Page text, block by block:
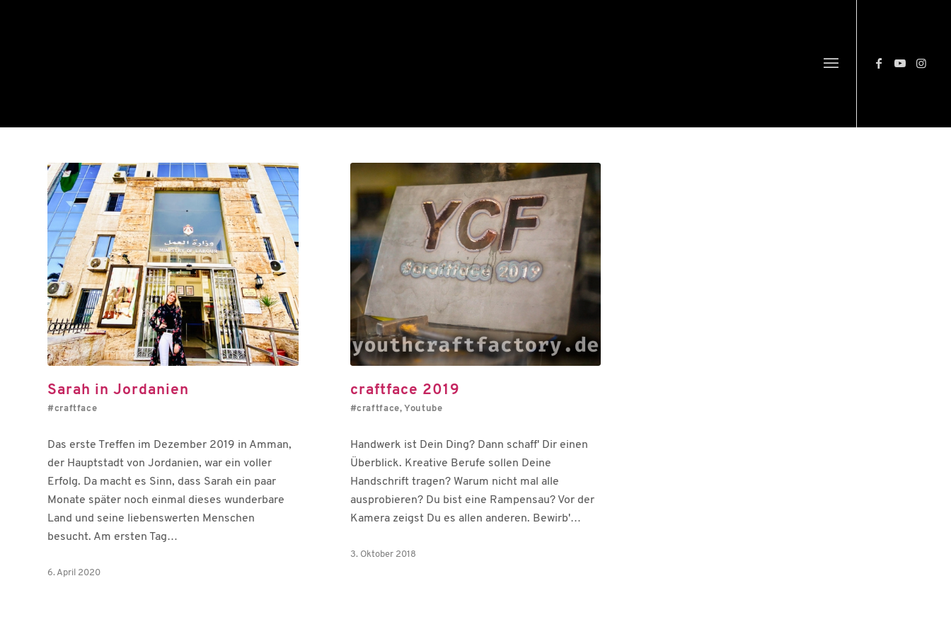
Sarah in Jordanien
#craftface
Das erste Treffen im Dezember 2019 in Amman,
der Hauptstadt von Jordanien, war ein voller
Erfolg. Da macht es Sinn, dass Sarah ein paar
Monate später noch einmal dieses wunderbare
Land und seine liebenswerten Menschen
besucht. Am ersten Tag…
6. April 2020
craftface 2019
#craftface,Youtube
Handwerk ist Dein Ding? Dann schaff' Dir einen
Überblick. Kreative Berufe sollen Deine
Handschrift tragen? Warum nicht mal alle
ausprobieren? Du bist eine Rampensau? Vor der
Kamera zeigst Du es allen anderen. Bewirb'…
3. Oktober 2018